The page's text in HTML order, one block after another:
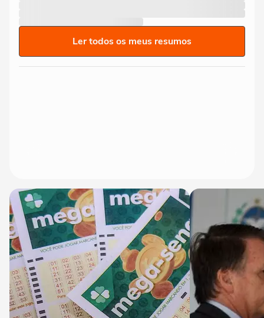
Ler todos os meus resumos